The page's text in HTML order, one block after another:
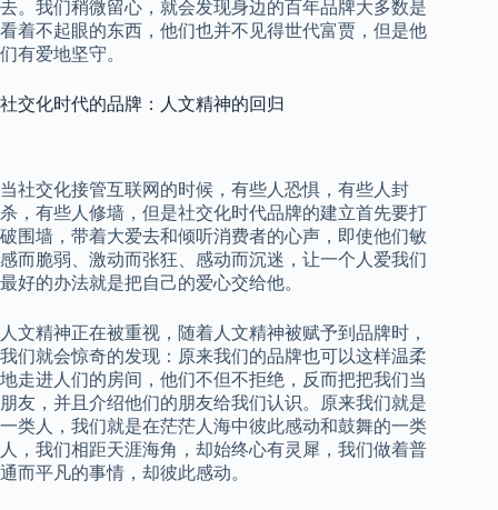
去。我们稍微留心，就会发现身边的百年品牌大多数是
看着不起眼的东西，他们也并不见得世代富贾，但是他
们有爱地坚守。
社交化时代的品牌：人文精神的回归
当社交化接管互联网的时候，有些人恐惧，有些人封
杀，有些人修墙，但是社交化时代品牌的建立首先要打
破围墙，带着大爱去和倾听消费者的心声，即使他们敏
感而脆弱、激动而张狂、感动而沉迷，让一个人爱我们
最好的办法就是把自己的爱心交给他。
人文精神正在被重视，随着人文精神被赋予到品牌时，
我们就会惊奇的发现：原来我们的品牌也可以这样温柔
地走进人们的房间，他们不但不拒绝，反而把把我们当
朋友，并且介绍他们的朋友给我们认识。原来我们就是
一类人，我们就是在茫茫人海中彼此感动和鼓舞的一类
人，我们相距天涯海角，却始终心有灵犀，我们做着普
通而平凡的事情，却彼此感动。